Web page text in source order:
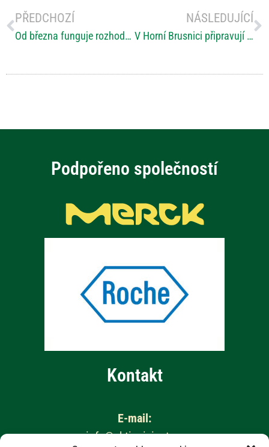
PŘEDCHOZÍ
Od března funguje rozhodčí soud ve zdravotnictví. Zatím ho nikdo nevyužil
NÁSLEDUJÍCÍ
V Horní Brusnici připravují velký benefiční koncert
Podpořeno společností
Kontakt
E-mail:
info@aktivnizivot.cz